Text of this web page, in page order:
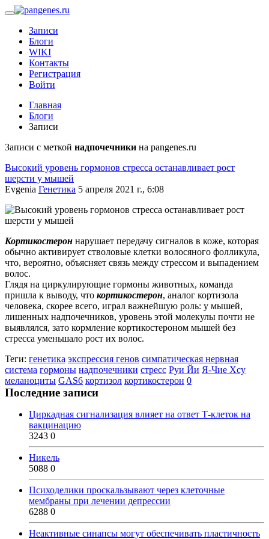
Записи
Блоги
WIKI
Контакты
Регистрация
Войти
Главная
Блоги
Записи
Записи с меткой надпочечники на pangenes.ru
Высокий уровень гормонов стресса останавливает рост
шерсти у мышей
Evgenia Генетика 5 апреля 2021 г., 6:08
Кортикостерон нарушает передачу сигналов в коже, которая
обычно активирует стволовые клетки волосяного фолликула,
что, вероятно, объясняет связь между стрессом и выпадением
волос.
Глядя на циркулирующие гормоны животных, команда
пришла к выводу, что кортикостерон, аналог кортизола
человека, скорее всего, играл важнейшую роль: у мышей,
лишенных надпочечников, уровень этой молекулы почти не
выявлялся, зато кормление кортикостероном мышей без
стресса уменьшало рост их волос.
Теги: генетика экспрессия генов симпатическая нервная
система гормоны надпочечники стресс Руи Йи Я-Чие Хсу
меланоциты GAS6 кортизол кортикостерон 0
Последние записи
Циркадная сигнализация влияет на ответ Т-клеток на
вакцинацию
3243 0
Никель
5088 0
Психоделики проскальзывают через клеточные
мембраны при лечении депрессии
6288 0
Неактивные синапсы могут обеспечивать пластичность